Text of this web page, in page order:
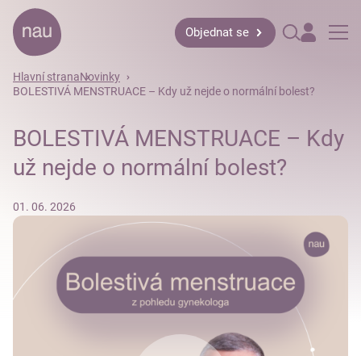
Objednat se
Hlavní stranaNovinky
BOLESTIVÁ MENSTRUACE – Kdy už nejde o normální bolest?
BOLESTIVÁ MENSTRUACE – Kdy
už nejde o normální bolest?
01. 06. 2026